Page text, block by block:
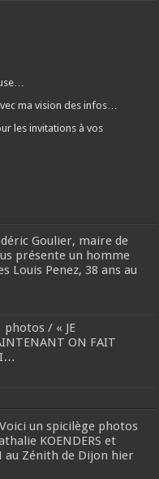
ma vision des infos…
les invitations à vos
Goulier, maire de
présente un homme
Louis Penez, 38 ans au
photos / « JE
ON FAIT
un spicilège photos
KOENDERS et
au Zénith de Dijon hier